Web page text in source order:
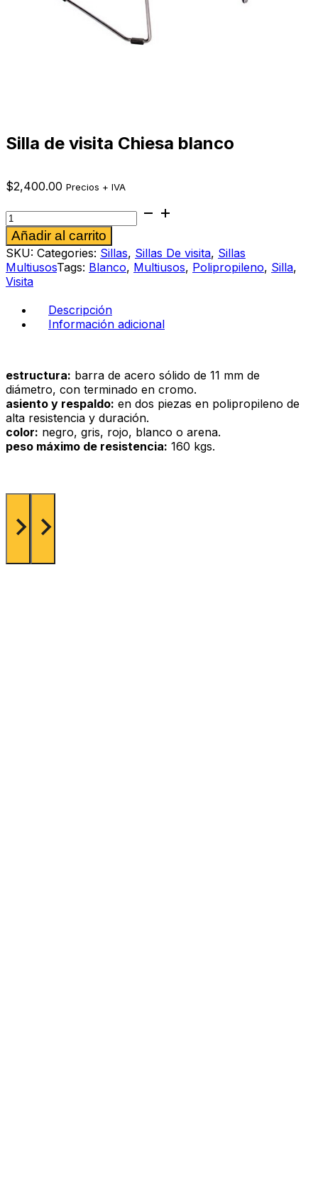
Silla de visita Chiesa blanco
$2,400.00 Precios + IVA
Silla
de
visita
Chiesa
blanco
cantidad
Añadir al carrito
SKU: Categories: Sillas, Sillas De visita, Sillas
MultiusosTags: Blanco, Multiusos, Polipropileno, Silla,
Visita
Descripción
Información adicional
estructura: barra de acero sólido de 11 mm de
diámetro, con terminado en cromo.
asiento y respaldo: en dos piezas en polipropileno de
alta resistencia y duración.
color: negro, gris, rojo, blanco o arena.
peso máximo de resistencia: 160 kgs.